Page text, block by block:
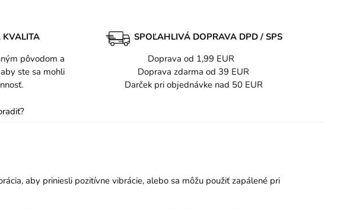
KVALITA
pôvodom a
ste sa mohli
SPOĽAHLIVÁ DOPRAVA DPD / SPS
Doprava od 1,99 EUR
Doprava zdarma od 39 EUR
Darček pri objednávke nad 50 EUR
aby priniesli pozitívne vibrácie, alebo sa môžu použiť zapálené pri